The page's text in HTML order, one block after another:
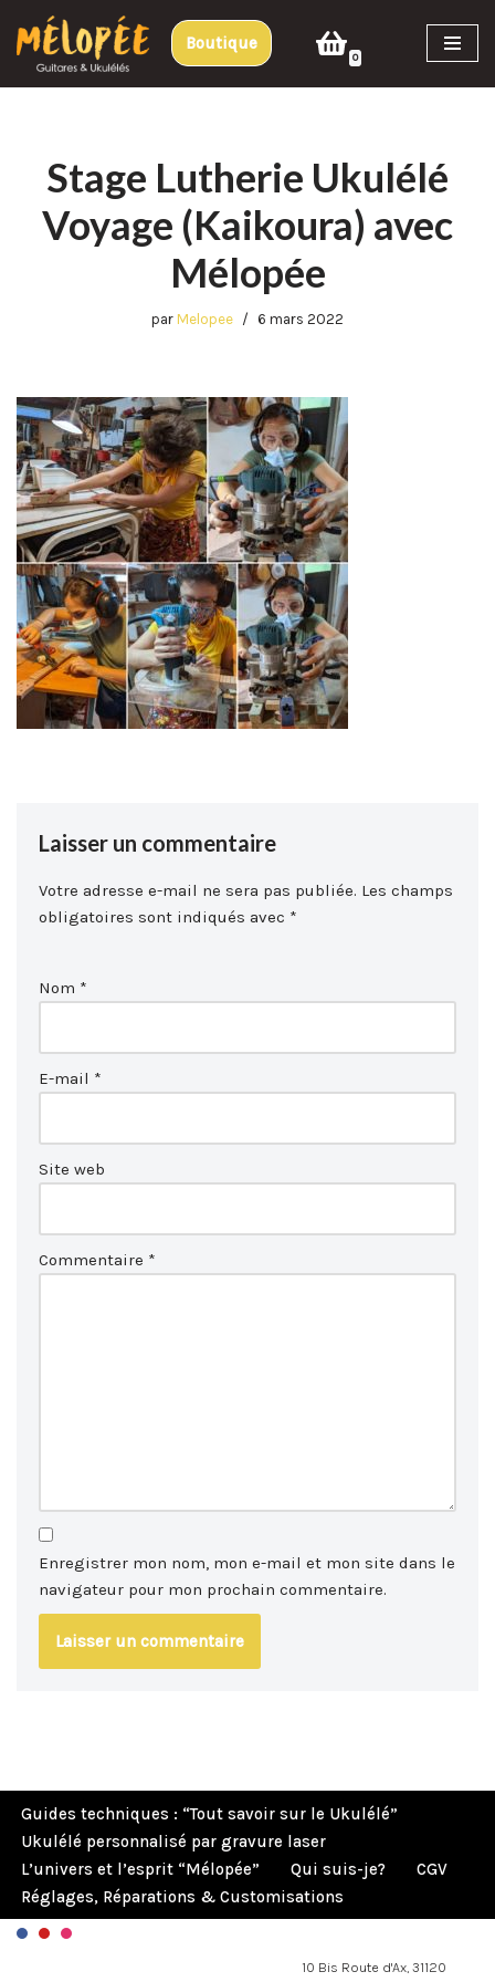
Aller
au
Boutique
0
Stage Lutherie Ukulélé
Voyage (Kaikoura) avec
Mélopée
par Melopee 6 mars 2022
Laisser un commentaire
Votre adresse e-mail ne sera pas publiée. Les champs
obligatoires sont indiqués avec *
Nom *
E-mail *
Site web
Commentaire *
Enregistrer mon nom, mon e-mail et mon site dans le
navigateur pour mon prochain commentaire.
Guides techniques : “Tout savoir sur le Ukulélé”
Ukulélé personnalisé par gravure laser
L’univers et l’esprit “Mélopée”
Qui suis-je?
CGV
Réglages, Réparations & Customisations
10 Bis Route d'Ax, 31120